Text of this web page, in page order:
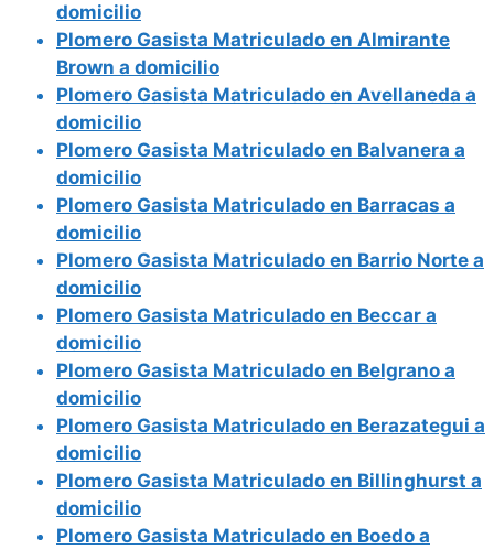
domicilio
Plomero Gasista Matriculado en Almirante
Brown a domicilio
Plomero Gasista Matriculado en Avellaneda a
domicilio
Plomero Gasista Matriculado en Balvanera a
domicilio
Plomero Gasista Matriculado en Barracas a
domicilio
Plomero Gasista Matriculado en Barrio Norte a
domicilio
Plomero Gasista Matriculado en Beccar a
domicilio
Plomero Gasista Matriculado en Belgrano a
domicilio
Plomero Gasista Matriculado en Berazategui a
domicilio
Plomero Gasista Matriculado en Billinghurst a
domicilio
Plomero Gasista Matriculado en Boedo a